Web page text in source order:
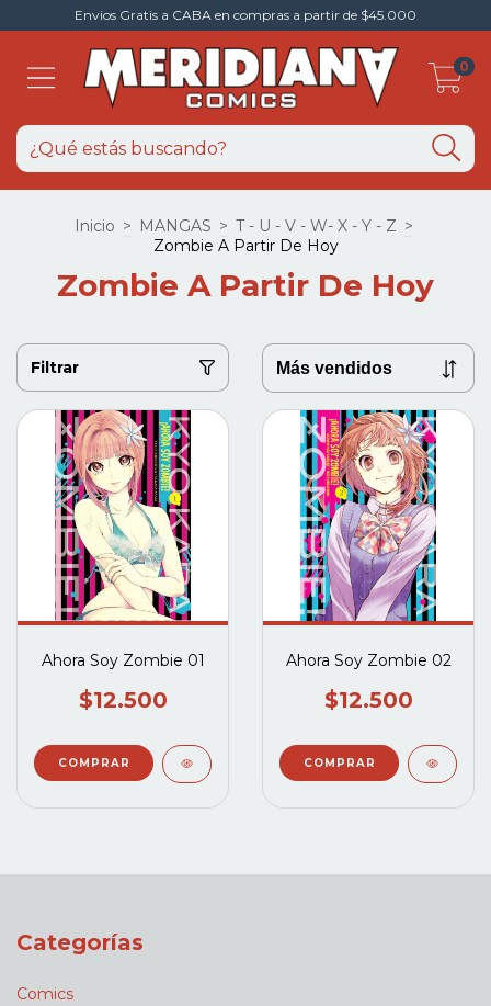
Envios Gratis a CABA en compras a partir de $45.000
0
Inicio > MANGAS > T - U - V - W- X - Y - Z >
Zombie A Partir De Hoy
Zombie A Partir De Hoy
Filtrar
Ahora Soy Zombie 01
$12.500
Ahora Soy Zombie 02
$12.500
Categorías
Comics